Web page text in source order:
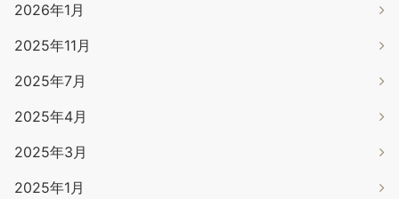
2026年1月
2025年11月
2025年7月
2025年4月
2025年3月
2025年1月